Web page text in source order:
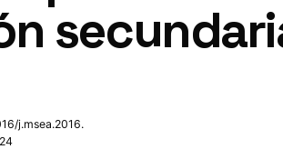
j.msea.2016.